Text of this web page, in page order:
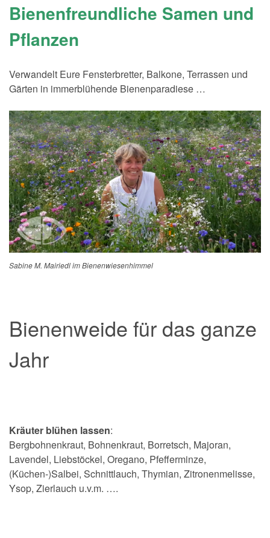
Bienenfreundliche Samen und
Pflanzen
Verwandelt Eure Fensterbretter, Balkone, Terrassen und
Gärten in immerblühende Bienenparadiese …
Sabine M. Mairiedl im Bienenwiesenhimmel
Bienenweide für das ganze
Jahr
Kräuter blühen lassen:
Bergbohnenkraut, Bohnenkraut, Borretsch, Majoran,
Lavendel, Liebstöckel, Oregano, Pfefferminze,
(Küchen-)Salbei, Schnittlauch, Thymian, Zitronenmelisse,
Ysop, Zierlauch u.v.m. ….